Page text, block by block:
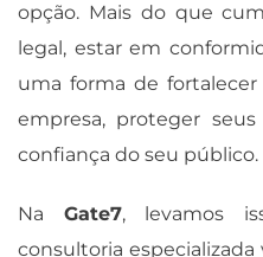
opção. Mais do que
legal, estar em
uma forma de
empresa, proteger
confiança do seu público.
Na Gate7, levamos
consultoria especializada